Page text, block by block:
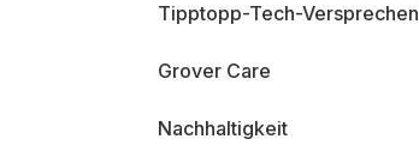
Tipptopp-Tech-Versprechen
Grover Care
Nachhaltigkeit